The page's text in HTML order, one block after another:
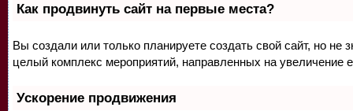
Как продвинуть сайт на первые места?
Вы создали или только планируете создать свой сайт, но не
целый комплекс мероприятий, направленных на увеличение
Ускорение продвижения